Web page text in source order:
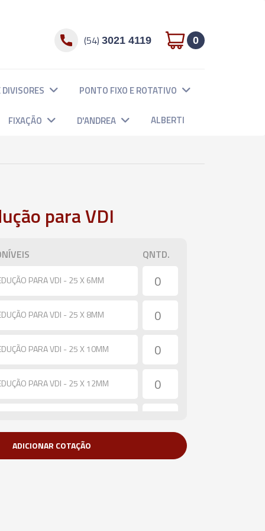
(54) 3021 4119 0
PONTO FIXO E ROTATIVO
FIXAÇÃO D'ANDREA ALBERTI
para VDI
QNTD.
PARA VDI - 25 X 6MM
PARA VDI - 25 X 8MM
PARA VDI - 25 X 10MM
PARA VDI - 25 X 12MM
PARA VDI - 25 X 16MM
ADICIONAR COTAÇÃO